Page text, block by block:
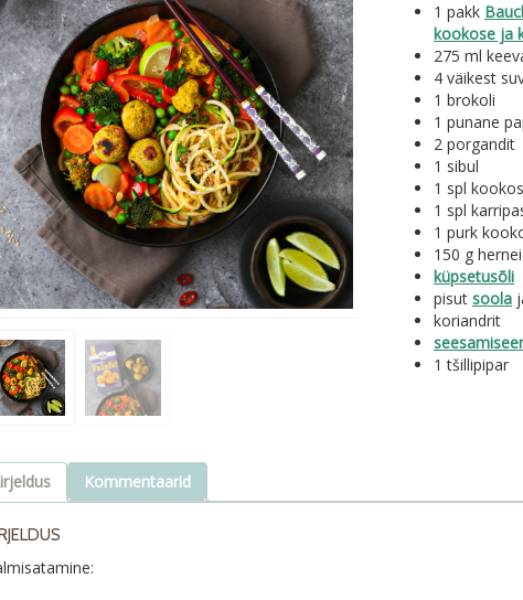
1 pakk
kookose ja
275 ml
4 väikest
1 brokoli
1 punane
2 porgandit
1 sibul
1 spl
1 spl
1 purk
150 g
küpsetusõli
pisut soola
koriandrit
1 tšillipipar
Kommentaarid